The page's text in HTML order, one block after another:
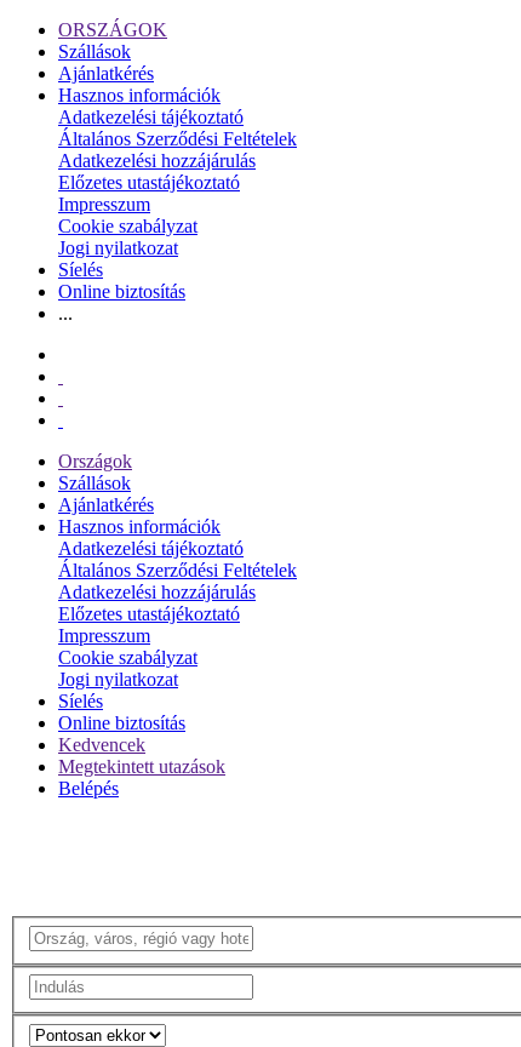
ORSZÁGOK
Szállások
Ajánlatkérés
Hasznos információk
Adatkezelési tájékoztató
Általános Szerződési Feltételek
Adatkezelési hozzájárulás
Előzetes utastájékoztató
Impresszum
Cookie szabályzat
Jogi nyilatkozat
Síelés
Online biztosítás
...
Országok
Szállások
Ajánlatkérés
Hasznos információk
Adatkezelési tájékoztató
Általános Szerződési Feltételek
Adatkezelési hozzájárulás
Előzetes utastájékoztató
Impresszum
Cookie szabályzat
Jogi nyilatkozat
Síelés
Online biztosítás
Kedvencek
Megtekintett utazások
Belépés